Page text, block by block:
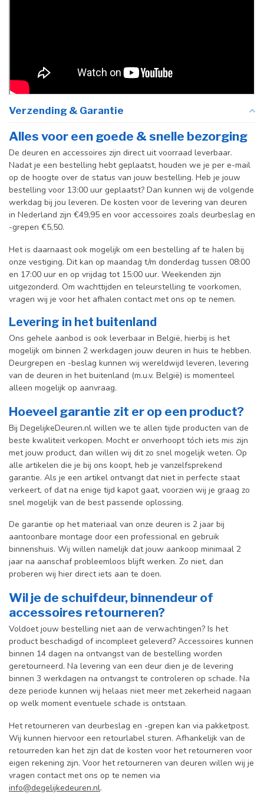
Verzending & Garantie
Alles voor een goede & snelle bezorging
De deuren en accessoires zijn direct uit voorraad leverbaar.
Nadat je een bestelling hebt geplaatst, houden we je per e-mail
op de hoogte over de status van jouw bestelling. Heb je jouw
bestelling voor 13:00 uur geplaatst? Dan kunnen wij de volgende
werkdag bij jou leveren. De kosten voor de levering van deuren
in Nederland zijn €49,95 en voor accessoires zoals deurbeslag en
-grepen €5,50.
Het is daarnaast ook mogelijk om een bestelling af te halen bij
onze vestiging. Dit kan op maandag t/m donderdag tussen 08:00
en 17:00 uur en op vrijdag tot 15:00 uur. Weekenden zijn
uitgezonderd. Om wachttijden en teleurstelling te voorkomen,
vragen wij je voor het afhalen contact met ons op te nemen.
Levering in het buitenland
Ons gehele aanbod is ook leverbaar in België, hierbij is het
mogelijk om binnen 2 werkdagen jouw deuren in huis te hebben.
Deurgrepen en -beslag kunnen wij wereldwijd leveren, levering
van de deuren in het buitenland (m.u.v. België) is momenteel
alleen mogelijk op aanvraag.
Hoeveel garantie zit er op een product?
Bij DegelijkeDeuren.nl willen we te allen tijde producten van de
beste kwaliteit verkopen. Mocht er onverhoopt tóch iets mis zijn
met jouw product, dan willen wij dit zo snel mogelijk weten. Op
alle artikelen die je bij ons koopt, heb je vanzelfsprekend
garantie. Als je een artikel ontvangt dat niet in perfecte staat
verkeert, of dat na enige tijd kapot gaat, voorzien wij je graag zo
snel mogelijk van de best passende oplossing.
De garantie op het materiaal van onze deuren is 2 jaar bij
aantoonbare montage door een professional en gebruik
binnenshuis. Wij willen namelijk dat jouw aankoop minimaal 2
jaar na aanschaf probleemloos blijft werken. Zo niet, dan
proberen wij hier direct iets aan te doen.
Wil je de schuifdeur, binnendeur of
accessoires retourneren?
Voldoet jouw bestelling niet aan de verwachtingen? Is het
product beschadigd of incompleet geleverd? Accessoires kunnen
binnen 14 dagen na ontvangst van de bestelling worden
geretourneerd. Na levering van een deur dien je de levering
binnen 3 werkdagen na ontvangst te controleren op schade. Na
deze periode kunnen wij helaas niet meer met zekerheid nagaan
op welk moment eventuele schade is ontstaan.
Het retourneren van deurbeslag en -grepen kan via pakketpost.
Wij kunnen hiervoor een retourlabel sturen. Afhankelijk van de
retourreden kan het zijn dat de kosten voor het retourneren voor
eigen rekening zijn. Voor het retourneren van deuren willen wij je
vragen contact met ons op te nemen via
info@degelijkedeuren.nl.